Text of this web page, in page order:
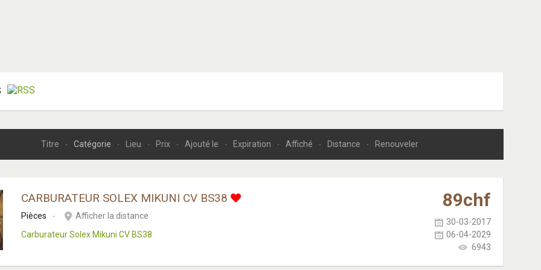
Titre Catégorie Lieu Prix Ajouté le Expiration Affiché Distance Renouveler
CARBURATEUR SOLEX MIKUNI CV BS38
Pièces
Afficher la distance
Carburateur Solex Mikuni CV BS38
89chf
30-03-2017
06-04-2029
6943